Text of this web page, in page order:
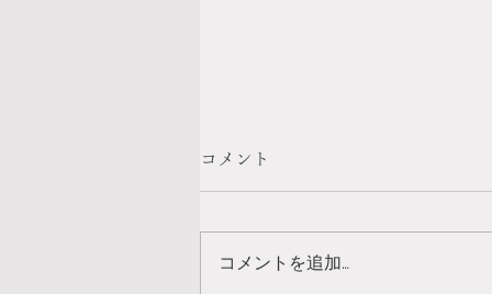
三角屋根のおうち
コメント
コメントを追加…